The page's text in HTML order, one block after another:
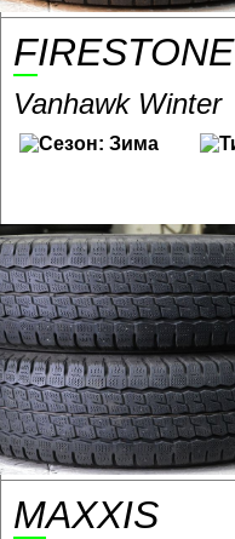
FIRESTONE
Vanhawk Winter
MAXXIS